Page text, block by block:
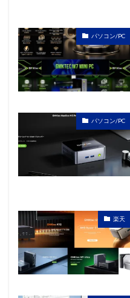
パソコン/PC
パソコン/PC
楽天